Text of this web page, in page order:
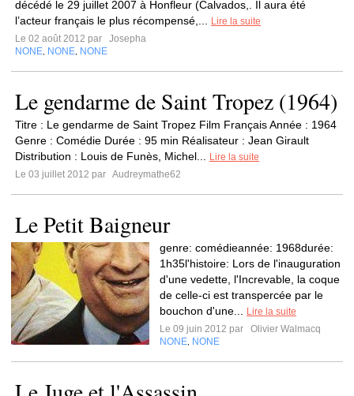
décédé le 29 juillet 2007 à Honfleur (Calvados,. Il aura été
l’acteur français le plus récompensé,...
Lire la suite
Le 02 août 2012 par
Josepha
NONE NONE NONE
Le gendarme de Saint Tropez (1964)
Titre : Le gendarme de Saint Tropez Film Français Année : 1964
Genre : Comédie Durée : 95 min Réalisateur : Jean Girault
Distribution : Louis de Funès, Michel...
Lire la suite
Le 03 juillet 2012 par Audreymathe62
Le Petit Baigneur
genre: comédieannée: 1968durée:
1h35l'histoire: Lors de l'inauguration
d'une vedette, l'Increvable, la coque
de celle-ci est transpercée par le
bouchon d'une...
Lire la suite
Le 09 juin 2012 par
Olivier Walmacq
NONE NONE